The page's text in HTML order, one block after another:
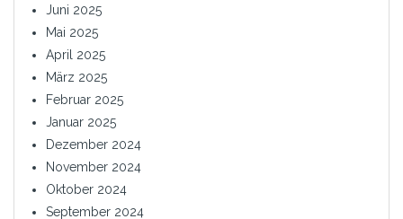
Juni 2025
Mai 2025
April 2025
März 2025
Februar 2025
Januar 2025
Dezember 2024
November 2024
Oktober 2024
September 2024